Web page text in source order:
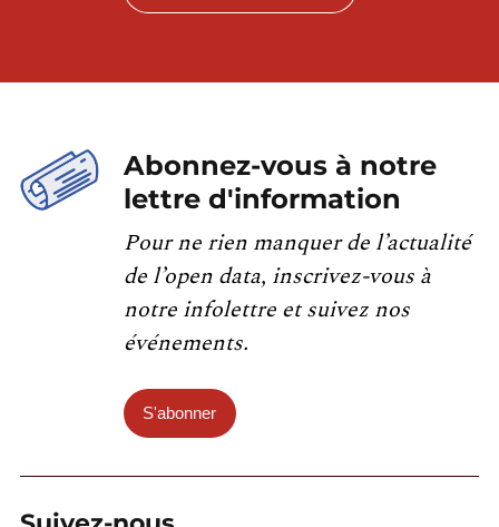
Abonnez-vous à notre
lettre d'information
Pour ne rien manquer de l’actualité
de l’open data, inscrivez-vous à
notre infolettre et suivez nos
événements.
S'abonner